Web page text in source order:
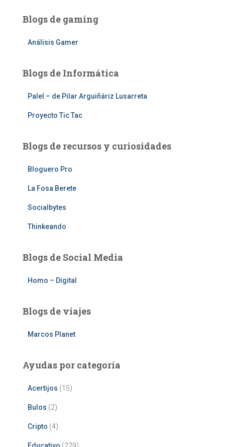
Blogs de gaming
Análisis Gamer
Blogs de Informática
Palel – de Pilar Arguiñáriz Lusarreta
Proyecto Tic Tac
Blogs de recursos y curiosidades
Bloguero Pro
La Fosa Berete
Socialbytes
Thinkeando
Blogs de Social Media
Homo – Digital
Blogs de viajes
Marcos Planet
Ayudas por categoría
Acertijos (15)
Bulos (2)
Cripto (4)
Educativo (229)